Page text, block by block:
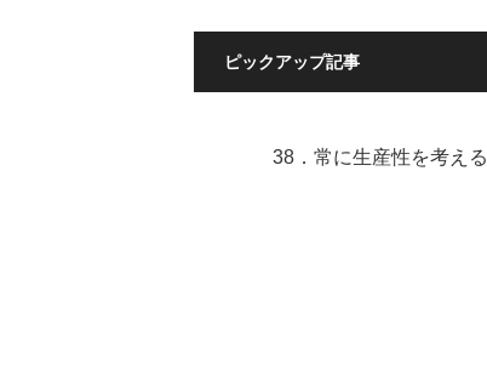
ピックアップ記事
38．常に生産性を考える